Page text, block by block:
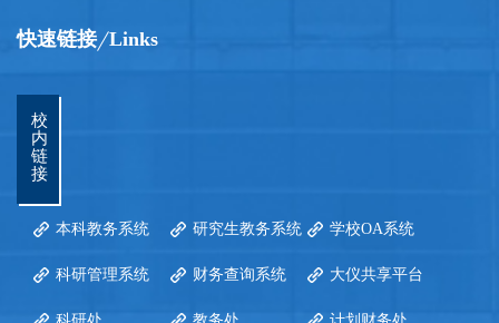
快速链接 Links
校
内
链
接
本科教务系统 研究生教务系统 学校OA系统
科研管理系统 财务查询系统 大仪共享平台